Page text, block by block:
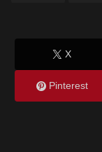
X
Pinterest